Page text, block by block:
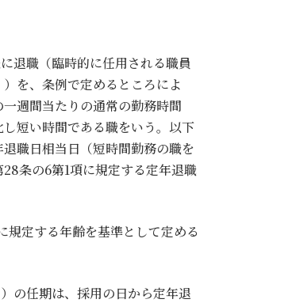
退職（臨時的に任用される職員
を、条例で定めるところによ
週間当たりの通常の勤務時間
短い時間である職をいう。以下
職日相当日（短時間勤務の職を
条の6第1項に規定する定年退職
定する年齢を基準として定める
の任期は、採用の日から定年退